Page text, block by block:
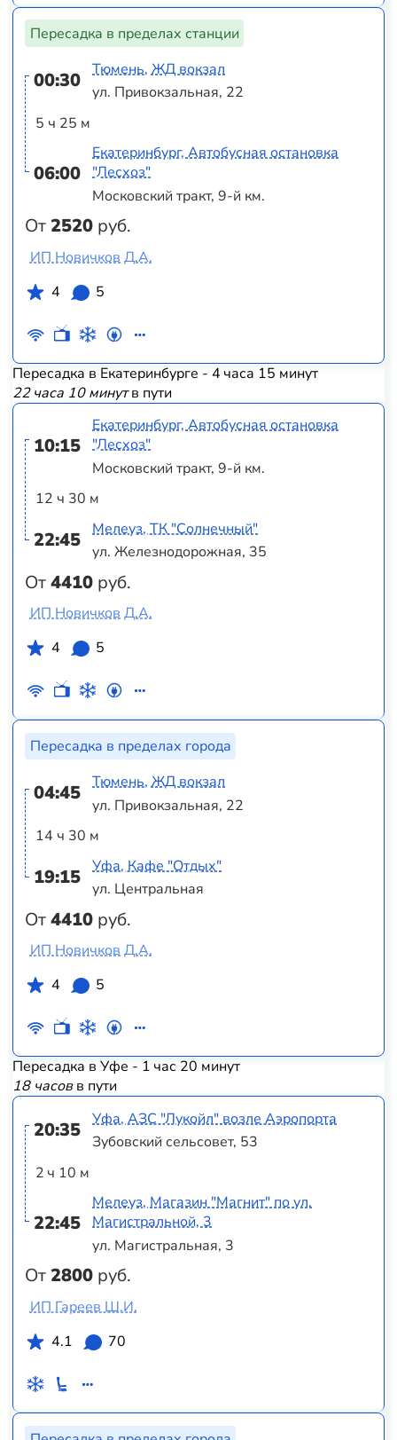
Пересадка в пределах станции
00:30
5 ч 25 м
06:00
От2520 руб.
Тюмень, ЖД вокзал
ул. Привокзальная, 22
Екатеринбург, Автобусная остановка
"Лесхоз"
Московский тракт, 9-й км.
ИП Новичков Д.А.
4
5
Пересадка в Екатеринбурге - 4 часа 15 минут
22 часа 10 минутв пути
10:15
12 ч 30 м
22:45
От4410 руб.
Екатеринбург, Автобусная остановка
"Лесхоз"
Московский тракт, 9-й км.
Мелеуз, ТК "Солнечный"
ул. Железнодорожная, 35
ИП Новичков Д.А.
4
5
Пересадка в пределах города
04:45
14 ч 30 м
19:15
От4410 руб.
Тюмень, ЖД вокзал
ул. Привокзальная, 22
Уфа, Кафе "Отдых"
ул. Центральная
ИП Новичков Д.А.
4
5
Пересадка в Уфе - 1 час 20 минут
18 часовв пути
20:35
2 ч 10 м
22:45
От2800 руб.
Уфа, АЗС "Лукойл" возле Аэропорта
Зубовский сельсовет, 53
Мелеуз, Магазин "Магнит" по ул.
Магистральной, 3
ул. Магистральная, 3
ИП Гареев Ш.И.
4.1
70